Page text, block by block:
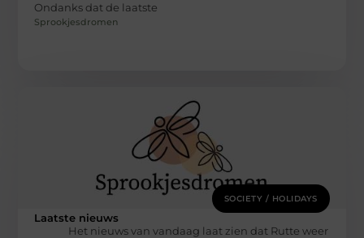
Ondanks dat de laatste
Sprookjesdromen
SOCIETY / HOLIDAYS
Laatste nieuws
Het nieuws van vandaag laat zien dat Rutte weer